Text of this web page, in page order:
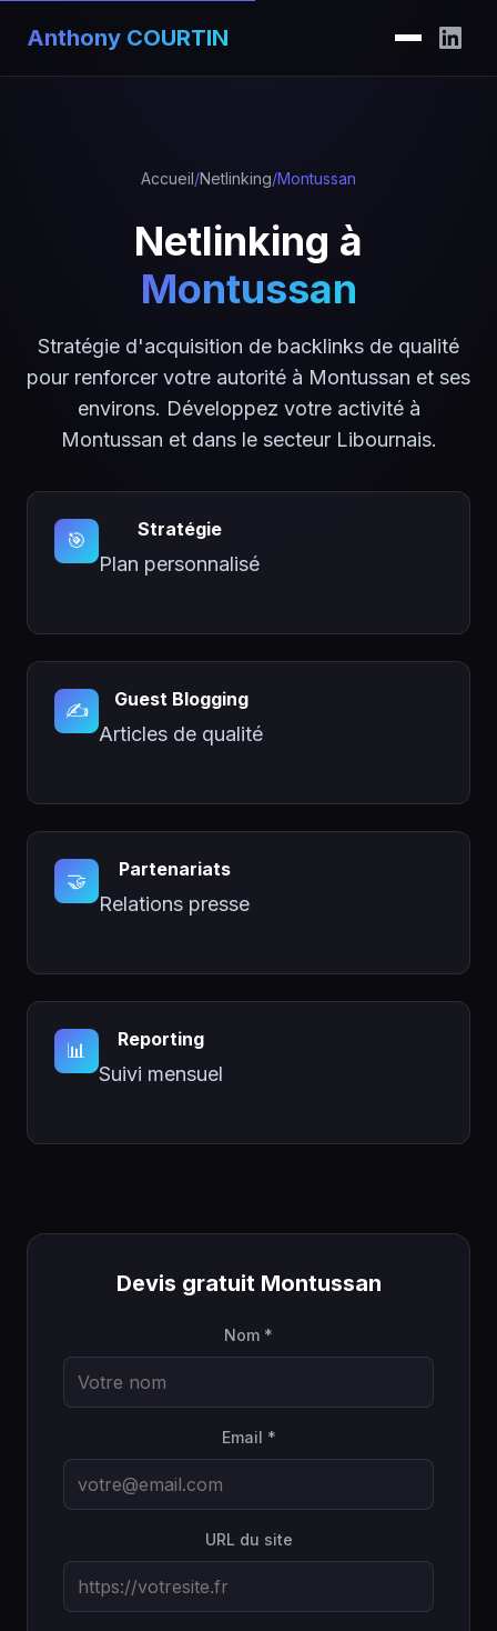
Anthony COURTIN
Accueil/Netlinking/Montussan
Netlinking à
Montussan
Stratégie d'acquisition de backlinks de qualité
pour renforcer votre autorité à Montussan et ses
environs. Développez votre activité à
Montussan et dans le secteur Libournais.
🎯 Stratégie
Plan personnalisé
✍️ Guest Blogging
Articles de qualité
🤝 Partenariats
Relations presse
📊 Reporting
Suivi mensuel
Devis gratuit Montussan
Nom *
Email *
URL du site